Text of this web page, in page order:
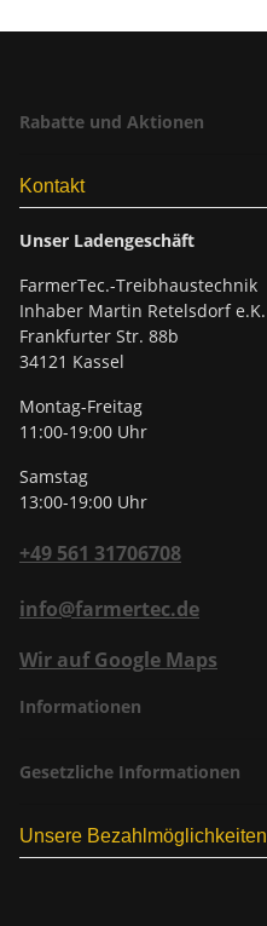
Rabatte und Aktionen
Kontakt
Unser Ladengeschäft
FarmerTec.-Treibhaustechnik
Inhaber Martin Retelsdorf e.K.
Frankfurter Str. 88b
34121 Kassel
Montag-Freitag
11:00-19:00 Uhr
Samstag
13:00-19:00 Uhr
+49 561 31706708
info@farmertec.de
Wir auf Google Maps
Informationen
Gesetzliche Informationen
Unsere Bezahlmöglichkeiten